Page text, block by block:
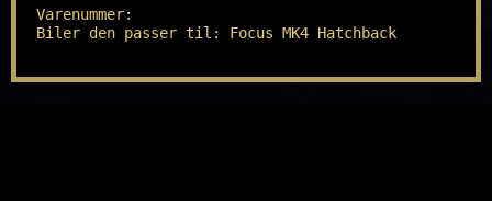
Varenummer:
Biler den passer til: Focus MK4 Hatchback